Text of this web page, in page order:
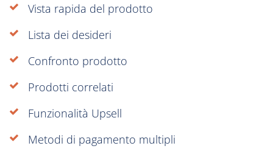
Vista rapida del prodotto
Lista dei desideri
Confronto prodotto
Prodotti correlati
Funzionalità Upsell
Metodi di pagamento multipli